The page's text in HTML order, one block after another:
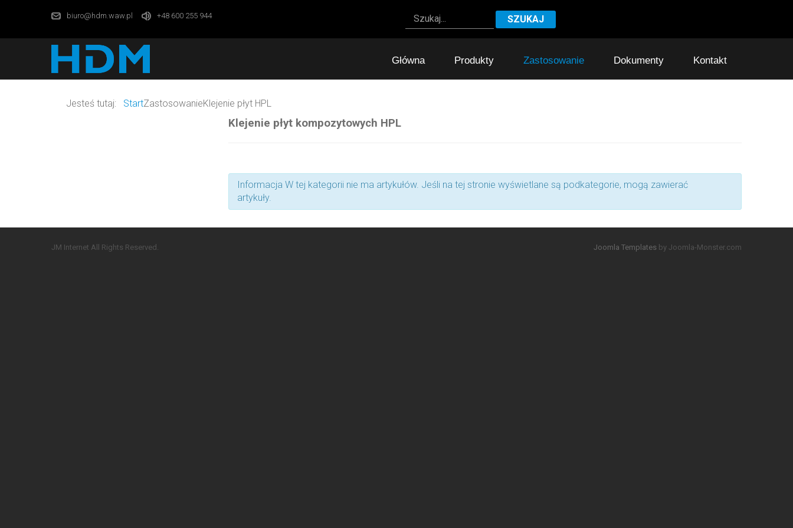
biuro@hdm.waw.pl +48 600 255 944 SZUKAJ
Główna Produkty Zastosowanie Dokumenty Kontakt
Jesteś tutaj: StartZastosowanieKlejenie płyt HPL
Klejenie płyt kompozytowych HPL
Informacja W tej kategorii nie ma artykułów. Jeśli na tej stronie wyświetlane są podkategorie, mogą zawierać
artykuły.
JM Internet All Rights Reserved. Joomla Templates by Joomla-Monster.com